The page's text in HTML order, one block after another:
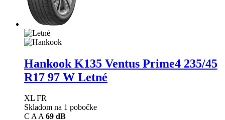
Hankook K135 Ventus Prime4 235/45
R17 97 W Letné
XL FR
Skladom na 1 pobočke
C AA69 dB